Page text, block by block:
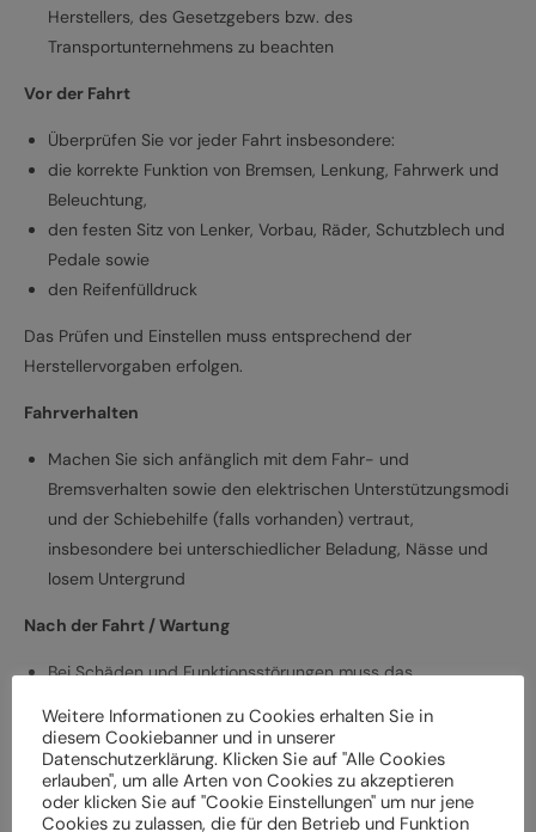
Herstellers, des Gesetzgebers bzw. des
Transportunternehmens zu beachten
Vor der Fahrt
Überprüfen Sie vor jeder Fahrt insbesondere:
die korrekte Funktion von Bremsen, Lenkung, Fahrwerk und
Beleuchtung,
den festen Sitz von Lenker, Vorbau, Räder, Schutzblech und
Pedale sowie
den Reifenfülldruck
Das Prüfen und Einstellen muss entsprechend der
Herstellervorgaben erfolgen.
Fahrverhalten
Machen Sie sich anfänglich mit dem Fahr- und
Bremsverhalten sowie den elektrischen Unterstützungsmodi
und der Schiebehilfe (falls vorhanden) vertraut,
insbesondere bei unterschiedlicher Beladung, Nässe und
losem Untergrund
Nach der Fahrt / Wartung
Bei Schäden und Funktionsstörungen muss das
Fachbetrieb überprüft werden
Lassen Sie das Elektrofahrrad entsprechend den
Herstellervorgaben regelmäßig von einem Fachbetrieb
überprüfen und warten, um Gefährdungen, z. B.
Weitere Informationen zu Cookies erhalten Sie in
diesem Cookiebanner und in unserer
Datenschutzerklärung. Klicken Sie auf "Alle Cookies
erlauben", um alle Arten von Cookies zu akzeptieren
oder klicken Sie auf "Cookie Einstellungen" um nur jene
Cookies zu zulassen, die für den Betrieb und Funktion